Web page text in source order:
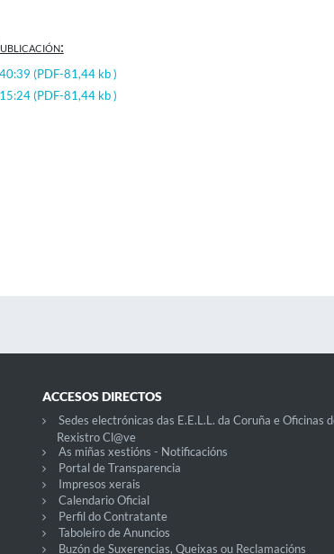
(PDF-81,44 kb )
(PDF-81,44 kb )
ACCESOS DIRECTOS
Sedes electrónicas das E.E.L.L. da Coruña e Oficinas
Rexistro Cl@ve
As miñas xestións - Notificacións
Portal de Transparencia
Impresos xerais
Calendario Oficial
Perfil do Contratante
Taboleiro de Anuncios
Buzón de Suxerencias, Queixas ou Reclamacións